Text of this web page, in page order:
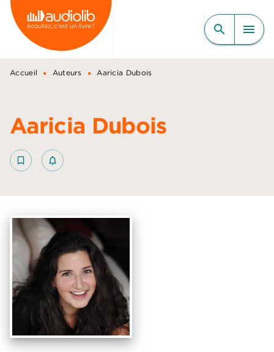
MENU RECHERCHE
CONTENU
PIED DE PAGE
search menu
Accueil • Auteurs • Aaricia Dubois
Aaricia Dubois
bookmark_border notifications_none_outlined